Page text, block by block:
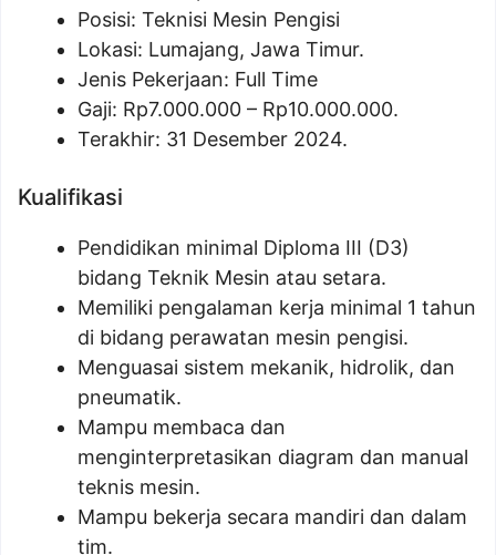
Posisi: Teknisi Mesin Pengisi
Lokasi: Lumajang, Jawa Timur.
Jenis Pekerjaan: Full Time
Gaji: Rp7.000.000 – Rp10.000.000.
Terakhir: 31 Desember 2024.
Kualifikasi
Pendidikan minimal Diploma III (D3)
bidang Teknik Mesin atau setara.
Memiliki pengalaman kerja minimal 1 tahun
di bidang perawatan mesin pengisi.
Menguasai sistem mekanik, hidrolik, dan
pneumatik.
Mampu membaca dan
menginterpretasikan diagram dan manual
teknis mesin.
Mampu bekerja secara mandiri dan dalam
tim.